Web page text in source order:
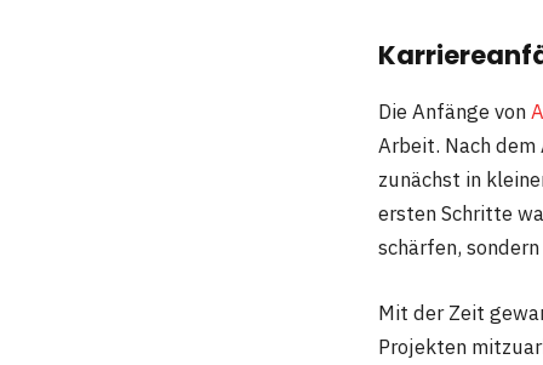
Die Anfänge von
Arbeit. Nach dem
zunächst in
ersten Schritte
schärfen,
Mit der Zeit
Projekten